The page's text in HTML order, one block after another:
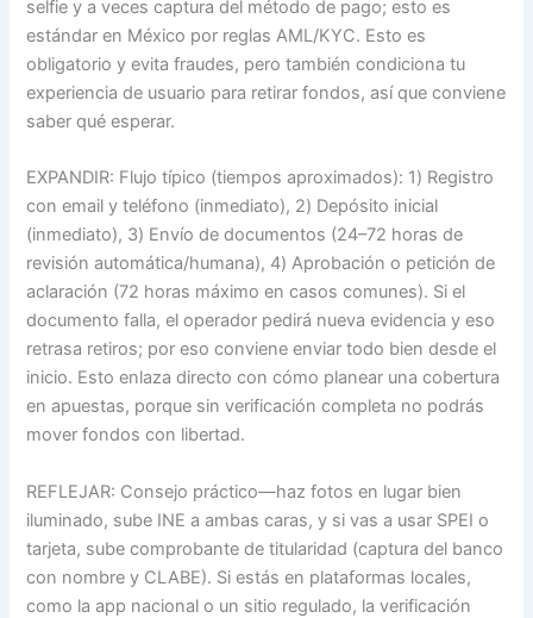
selfie y a veces captura del método de pago; esto es
estándar en México por reglas AML/KYC. Esto es
obligatorio y evita fraudes, pero también condiciona tu
experiencia de usuario para retirar fondos, así que conviene
saber qué esperar.
EXPANDIR: Flujo típico (tiempos aproximados): 1) Registro
con email y teléfono (inmediato), 2) Depósito inicial
(inmediato), 3) Envío de documentos (24–72 horas de
revisión automática/humana), 4) Aprobación o petición de
aclaración (72 horas máximo en casos comunes). Si el
documento falla, el operador pedirá nueva evidencia y eso
retrasa retiros; por eso conviene enviar todo bien desde el
inicio. Esto enlaza directo con cómo planear una cobertura
en apuestas, porque sin verificación completa no podrás
mover fondos con libertad.
REFLEJAR: Consejo práctico—haz fotos en lugar bien
iluminado, sube INE a ambas caras, y si vas a usar SPEI o
tarjeta, sube comprobante de titularidad (captura del banco
con nombre y CLABE). Si estás en plataformas locales,
como la app nacional o un sitio regulado, la verificación